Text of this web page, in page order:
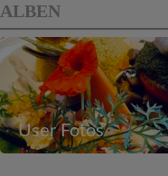
ALBEN
User Fotos